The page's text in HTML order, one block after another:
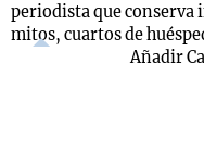
periodista que conserva
mitos, cuartos de
Añadir